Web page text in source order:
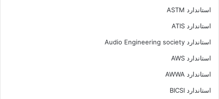
استاندارد ASTM
استاندارد ATIS
استاندارد Audio Engineering society
استاندارد AWS
استاندارد AWWA
استاندارد BICSI